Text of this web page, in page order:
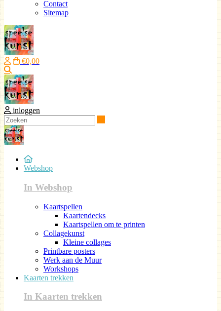
Contact
Sitemap
€0,00
inloggen
Webshop
In Webshop
Kaartspellen
Kaartendecks
Kaartspellen om te printen
Collagekunst
Kleine collages
Printbare posters
Werk aan de Muur
Workshops
Kaarten trekken
In Kaarten trekken